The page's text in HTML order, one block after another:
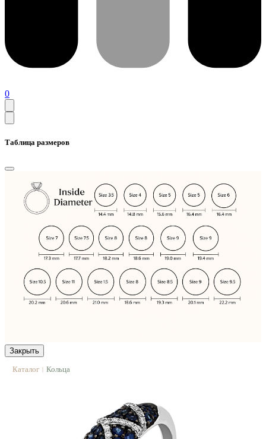
0
Таблица размеров
Закрыть
Каталог | Кольца